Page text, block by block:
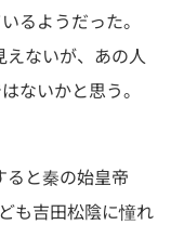
るようだった。
ないが、あの人
ないかと思う。
ると秦の始皇帝
も吉田松陰に憧れ